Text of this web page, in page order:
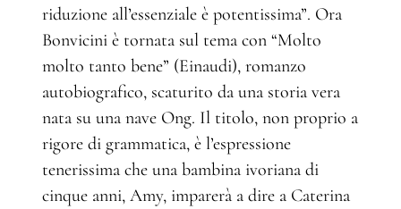
riduzione all’essenziale è potentissima”. Ora
Bonvicini è tornata sul tema con “Molto
molto tanto bene” (Einaudi), romanzo
autobiografico, scaturito da una storia vera
nata su una nave Ong. Il titolo, non proprio a
rigore di grammatica, è l’espressione
tenerissima che una bambina ivoriana di
cinque anni, Amy, imparerà a dire a Caterina